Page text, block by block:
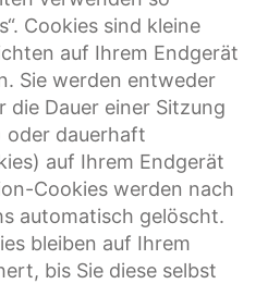
Cookies sind kleine
auf Ihrem Endgerät
Sie werden entweder
die Dauer einer Sitzung
oder dauerhaft
auf Ihrem Endgerät
Cookies werden nach
automatisch gelöscht.
bleiben auf Ihrem
bis Sie diese selbst